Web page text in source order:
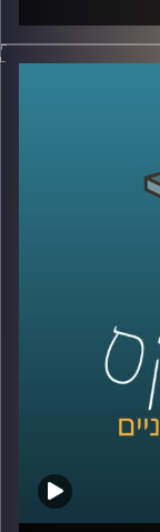
נשיות
של ילדים